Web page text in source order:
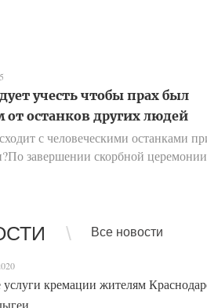
учесть чтобы прах был
останков других людей
с человеческими останками
завершении скорбной церемонии
Все новости
кремации жителям